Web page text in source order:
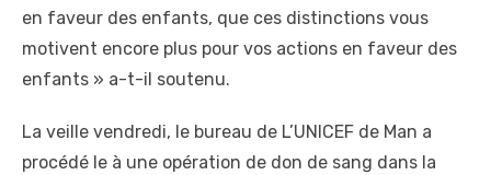
en faveur des enfants, que ces distinctions vous
motivent encore plus pour vos actions en faveur des
enfants » a-t-il soutenu.
La veille vendredi, le bureau de L’UNICEF de Man a
procédé le à une opération de don de sang dans la